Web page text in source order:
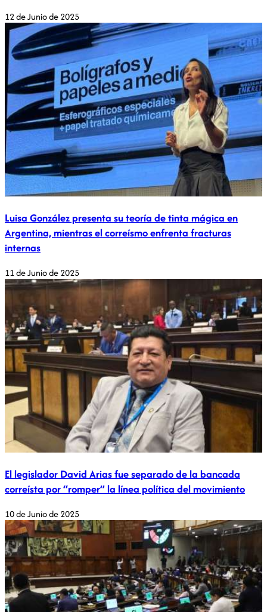
12 de Junio de 2025
Luisa González presenta su teoría de tinta mágica en
Argentina, mientras el correísmo enfrenta fracturas
internas
11 de Junio de 2025
El legislador David Arias fue separado de la bancada
correísta por “romper” la línea política del movimiento
10 de Junio de 2025